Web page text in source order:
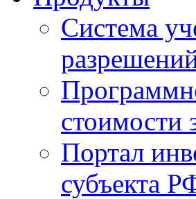
Система
стоимости
Портал
субъекта